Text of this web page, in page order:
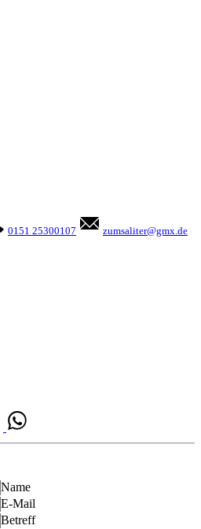
0151 25300107 zumsaliter@gmx.de
Name
E-Mail
Betreff